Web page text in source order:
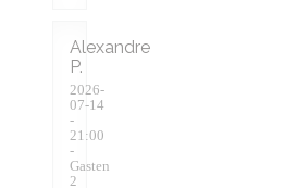
Alexandre
P
2026-
07-14
-
21:00
-
Gasten
2